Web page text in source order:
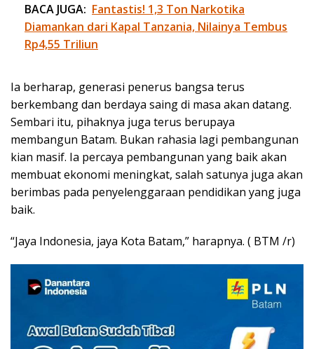
BACA JUGA: Fantastis! 1,3 Ton Narkotika
Diamankan dari Kapal Tanzania, Nilainya Tembus
Rp4,55 Triliun
Ia berharap, generasi penerus bangsa terus
berkembang dan berdaya saing di masa akan datang.
Sembari itu, pihaknya juga terus berupaya
membangun Batam. Bukan rahasia lagi pembangunan
kian masif. Ia percaya pembangunan yang baik akan
membuat ekonomi meningkat, salah satunya juga akan
berimbas pada penyelenggaraan pendidikan yang juga
baik.
“Jaya Indonesia, jaya Kota Batam,” harapnya. ( BTM /r)